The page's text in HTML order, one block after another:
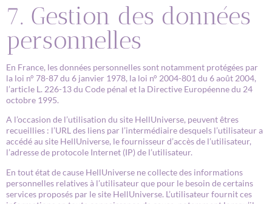
7. Gestion des données
personnelles
En France, les données personnelles sont notamment protégées par
la loi n° 78-87 du 6 janvier 1978, la loi n° 2004-801 du 6 août 2004,
l’article L. 226-13 du Code pénal et la Directive Européenne du 24
octobre 1995.
A l’occasion de l’utilisation du site HellUniverse, peuvent êtres
recueillies : l’URL des liens par l’intermédiaire desquels l’utilisateur a
accédé au site HellUniverse, le fournisseur d’accès de l’utilisateur,
l’adresse de protocole Internet (IP) de l’utilisateur.
En tout état de cause HellUniverse ne collecte des informations
personnelles relatives à l’utilisateur que pour le besoin de certains
services proposés par le site HellUniverse. L’utilisateur fournit ces